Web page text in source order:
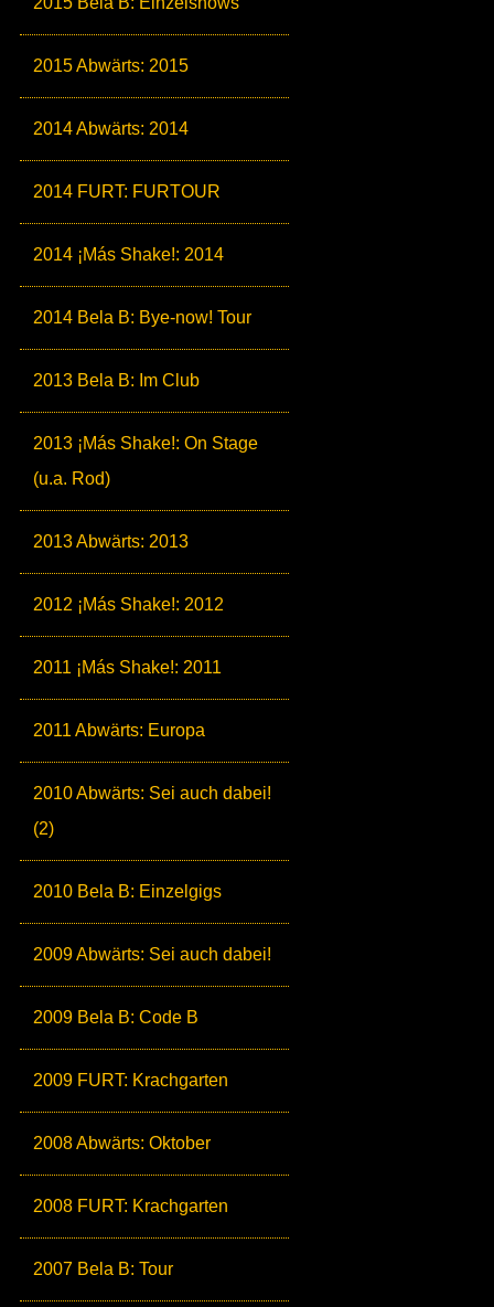
2015 Abwärts: 2015
2014 Abwärts: 2014
2014 FURT: FURTOUR
2014 ¡Más Shake!: 2014
2014 Bela B: Bye-now! Tour
2013 Bela B: Im Club
2013 ¡Más Shake!: On Stage
(u.a. Rod)
2013 Abwärts: 2013
2012 ¡Más Shake!: 2012
2011 ¡Más Shake!: 2011
2011 Abwärts: Europa
2010 Abwärts: Sei auch dabei!
(2)
2010 Bela B: Einzelgigs
2009 Abwärts: Sei auch dabei!
2009 Bela B: Code B
2009 FURT: Krachgarten
2008 Abwärts: Oktober
2008 FURT: Krachgarten
2007 Bela B: Tour